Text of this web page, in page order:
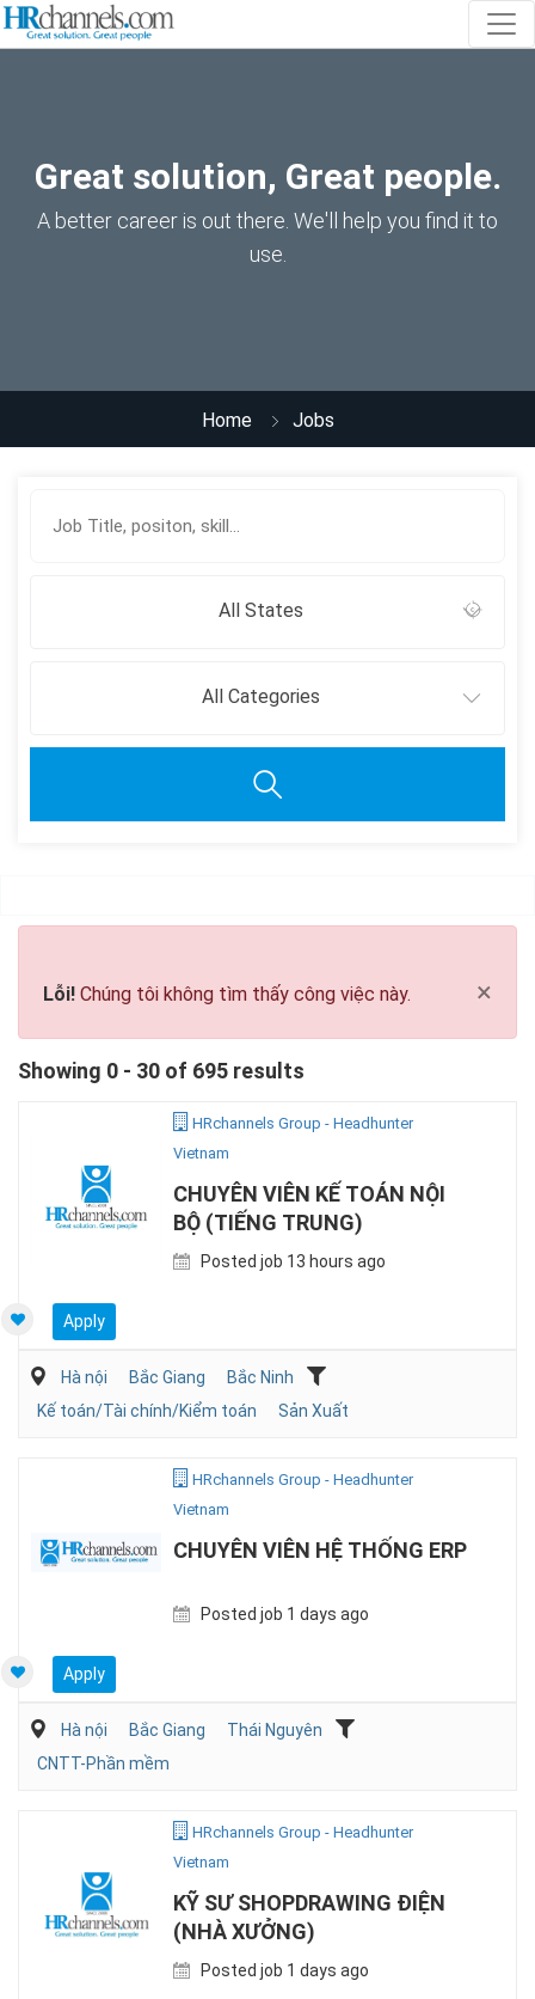
Great solution, Great people.
A better career is out there. We'll help you find it to
use.
Home Jobs
All States
All Categories
×
Lỗi! Chúng tôi không tìm thấy công việc này.
Showing 0 - 30 of 695 results
HRchannels Group - Headhunter
Vietnam
CHUYÊN VIÊN KẾ TOÁN NỘI
BỘ (TIẾNG TRUNG)
Posted job 13 hours ago
Apply
Hà nội Bắc Giang
Bắc Ninh
Kế toán/Tài chính/Kiểm toán
Sản Xuất
HRchannels Group - Headhunter
Vietnam
CHUYÊN VIÊN HỆ THỐNG ERP
Posted job 1 days ago
Apply
Hà nội Bắc Giang
Thái Nguyên
CNTT-Phần mềm
HRchannels Group - Headhunter
Vietnam
KỸ SƯ SHOPDRAWING ĐIỆN
(NHÀ XƯỞNG)
Posted job 1 days ago